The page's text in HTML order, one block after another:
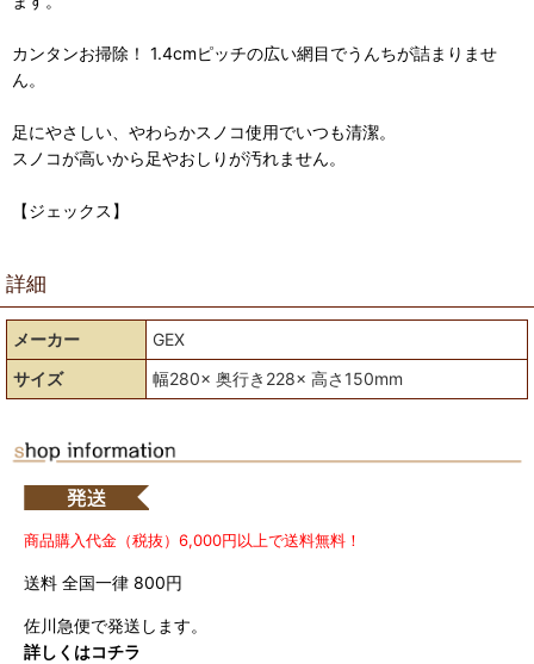
カンタンお掃除！ 1.4cmピッチの広い網目でうんちが詰まりませ
ん。
足にやさしい、やわらかスノコ使用でいつも清潔。
スノコが高いから足やおしりが汚れません。
【ジェックス】
詳細
メーカー
GEX
サイズ
幅280× 奥行き228× 高さ150mm
商品購入代金（税抜）6,000円以上で送料無料！
送料 全国一律 800円
佐川急便で発送します。
詳しくはコチラ